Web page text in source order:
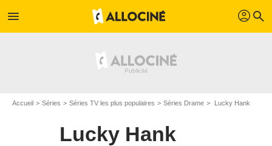
menu profil search
Accueil Séries Séries TV les plus populaires Séries Drame Lucky Hank
Lucky Hank